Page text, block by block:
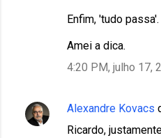
Enfim, 'tudo passa'.
Amei a dica.
4:20 PM, julho 17,
Alexandre Kovacs
Ricardo,